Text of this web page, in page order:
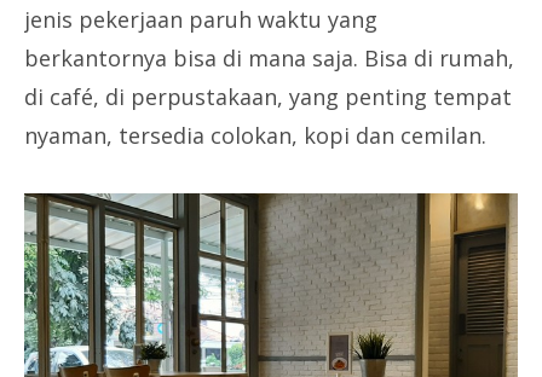
jenis pekerjaan paruh waktu yang
berkantornya bisa di mana saja. Bisa di rumah,
di café, di perpustakaan, yang penting tempat
nyaman, tersedia colokan, kopi dan cemilan.